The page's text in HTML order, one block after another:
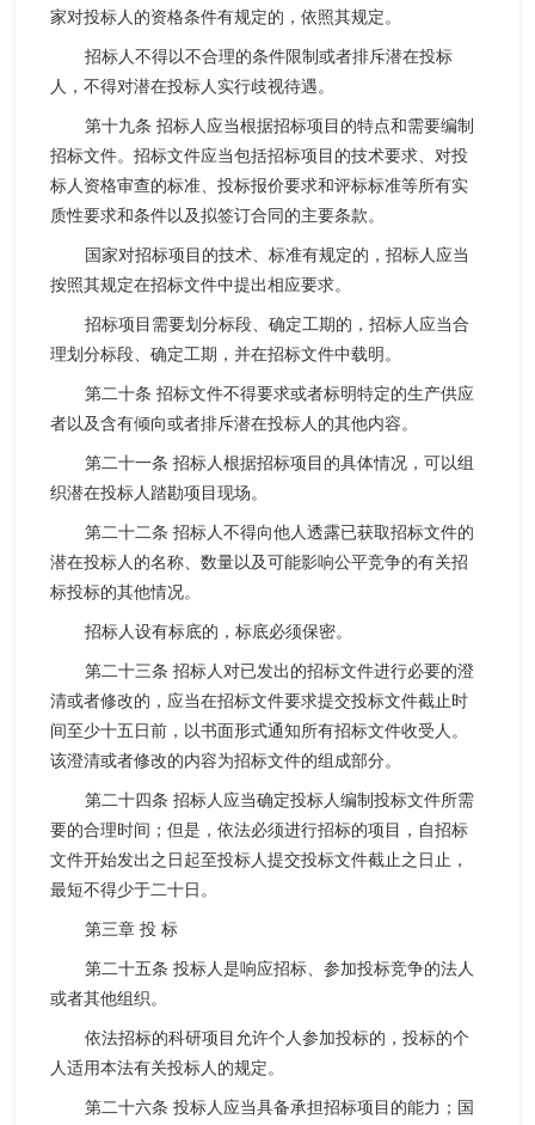
家对投标人的资格条件有规定的，依照其规定。
招标人不得以不合理的条件限制或者排斥潜在投标
人，不得对潜在投标人实行歧视待遇。
第十九条 招标人应当根据招标项目的特点和需要编制
招标文件。招标文件应当包括招标项目的技术要求、对投
标人资格审查的标准、投标报价要求和评标标准等所有实
质性要求和条件以及拟签订合同的主要条款。
国家对招标项目的技术、标准有规定的，招标人应当
按照其规定在招标文件中提出相应要求。
招标项目需要划分标段、确定工期的，招标人应当合
理划分标段、确定工期，并在招标文件中载明。
第二十条 招标文件不得要求或者标明特定的生产供应
者以及含有倾向或者排斥潜在投标人的其他内容。
第二十一条 招标人根据招标项目的具体情况，可以组
织潜在投标人踏勘项目现场。
第二十二条 招标人不得向他人透露已获取招标文件的
潜在投标人的名称、数量以及可能影响公平竞争的有关招
标投标的其他情况。
招标人设有标底的，标底必须保密。
第二十三条 招标人对已发出的招标文件进行必要的澄
清或者修改的，应当在招标文件要求提交投标文件截止时
间至少十五日前，以书面形式通知所有招标文件收受人。
该澄清或者修改的内容为招标文件的组成部分。
第二十四条 招标人应当确定投标人编制投标文件所需
要的合理时间；但是，依法必须进行招标的项目，自招标
文件开始发出之日起至投标人提交投标文件截止之日止，
最短不得少于二十日。
第三章 投 标
第二十五条 投标人是响应招标、参加投标竞争的法人
或者其他组织。
依法招标的科研项目允许个人参加投标的，投标的个
人适用本法有关投标人的规定。
第二十六条 投标人应当具备承担招标项目的能力；国